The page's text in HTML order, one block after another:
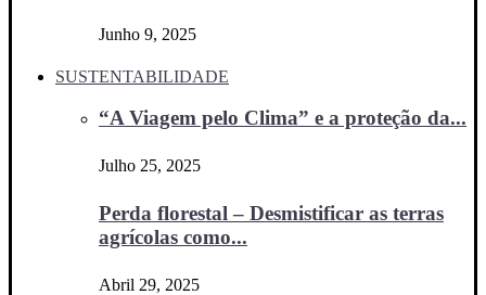
Junho 9, 2025
SUSTENTABILIDADE
“A Viagem pelo Clima” e a proteção da...
Julho 25, 2025
Perda florestal – Desmistificar as terras
agrícolas como...
Abril 29, 2025